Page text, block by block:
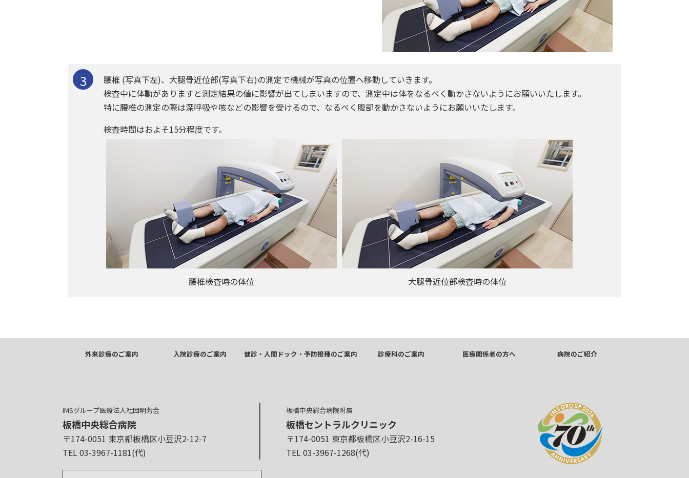
腰椎 (写真下左)、大腿骨近位部(写真下右)の測定で機械が写真の位置へ移動していきます。
検査中に体動がありますと測定結果の値に影響が出てしまいますので、測定中は体をなるべく動かさないようにお願いいたします。
特に腰椎の測定の際は深呼吸や咳などの影響を受けるので、なるべく腹部を動かさないようにお願いいたします。
検査時間はおよそ15分程度です。
腰椎検査時の体位 大腿骨近位部検査時の体位
外来診療のご案内 入院診療のご案内 健診・人間ドック・予防接種のご案内 診療科のご案内 医療関係者の方へ 病院のご紹介
IMSグループ医療法人社団明芳会
板橋中央総合病院
〒174-0051 東京都板橋区小豆沢2-12-7
TEL 03-3967-1181(代)
板橋中央総合病院附属
板橋セントラルクリニック
〒174-0051 東京都板橋区小豆沢2-16-15
TEL 03-3967-1268(代)